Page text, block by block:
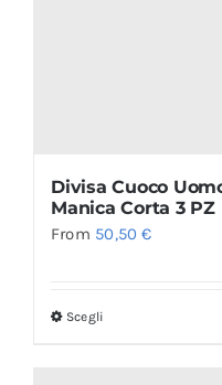
Divisa Cuoco
Manica Corta 3 PZ
From 50,50€
Scegli